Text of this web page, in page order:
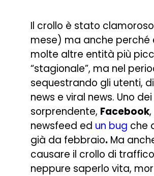
Il crollo è stato
mese) ma anche
molte altre entità più
“stagionale”, ma nel
sequestrando gli utenti,
news e viral news. Uno
sorprendente, Facebook
newsfeed ed un bug che
già da febbraio. Ma
causare il crollo di
neppure saperlo vita,